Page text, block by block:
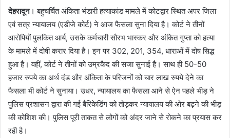
देहरादून। बहुचर्चित अंकिता भंडारी हत्याकांड मामले में कोटद्वार स्थित अपर जिला
एवं सत्र न्यायालय (एडीजे कोर्ट) ने आज फैसला सुना दिया है। कोर्ट ने तीनों
आरोपियों पुलकित आर्य, उसके कर्मचारी सौरभ भास्कर और अंकित गुप्ता को हत्या
के मामले में दोषी करार दिया है। इन पर 302, 201, 354, धाराओं में दोष सिद्ध
हुआ है। वहीं, कोर्ट ने तीनों को उम्रकैद की सजा सुनाई है। साथ ही 50-50
हजार रुपये का अर्थ दंड और अंकिता के परिजनों को चार लाख रुपये देने का
फैसला भी कोर्ट ने सुनाया। उधर, न्यायालय का फैसला आने से ऐन पहले भीड़ ने
पुलिस प्रशासन द्वारा की गई बैरिकेडिंग को तोड़कर न्यायालय की ओर बढ़ने की भीड़
की कोशिश की। पुलिस पूरी ताकत से लोगों को अंदर जाने से रोकने का प्रयास कर
रही है।